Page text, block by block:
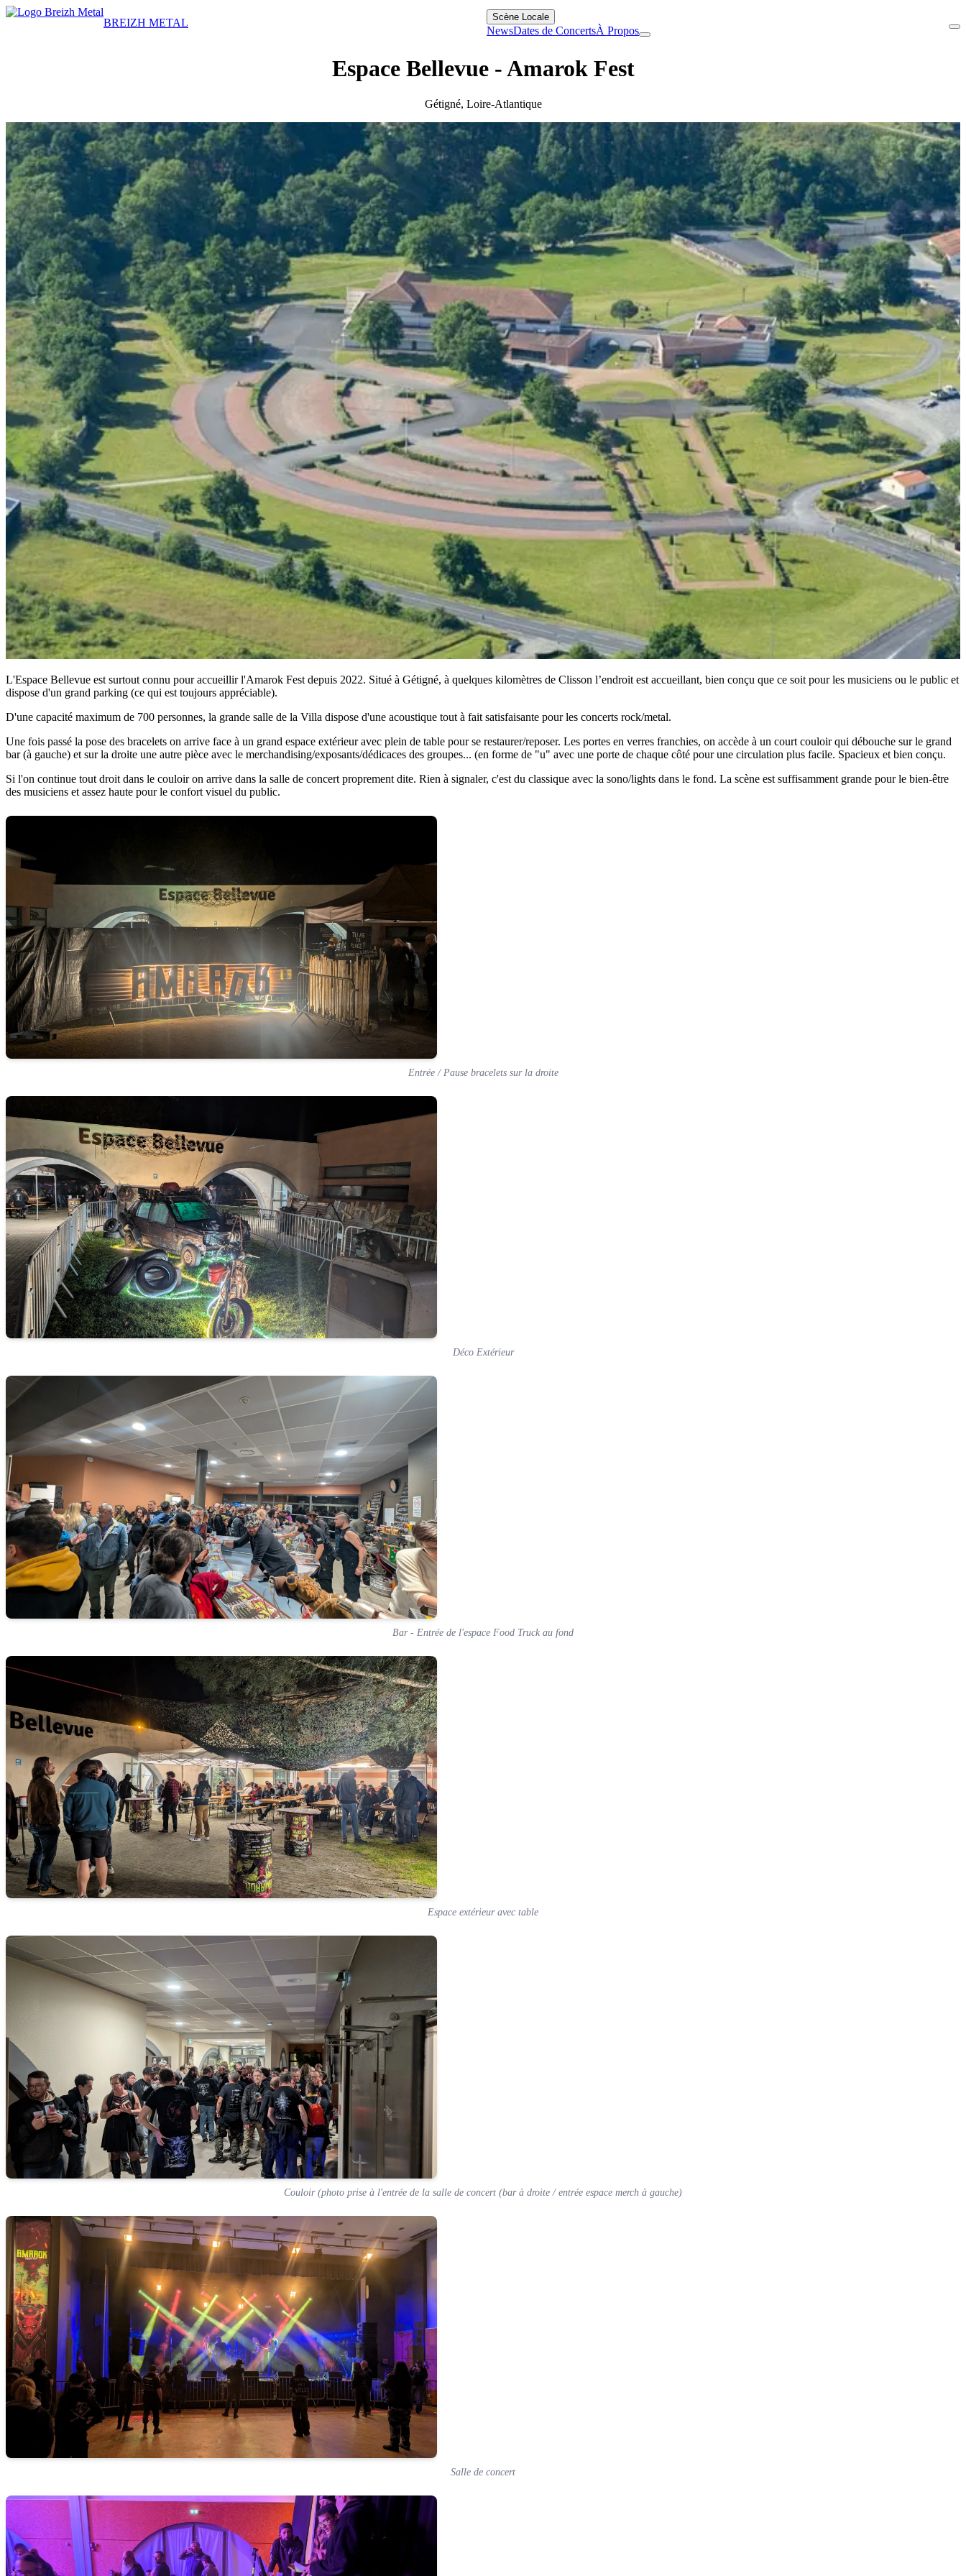
BREIZH METAL Scène Locale
NewsDates de ConcertsÀ Propos
Espace Bellevue - Amarok Fest
Gétigné, Loire-Atlantique
L'Espace Bellevue est surtout connu pour accueillir l'Amarok Fest depuis 2022. Situé à Gétigné, à quelques kilomètres de Clisson l’endroit est accueillant, bien conçu que ce soit pour les musiciens ou le public et
dispose d'un grand parking (ce qui est toujours appréciable).
D'une capacité maximum de 700 personnes, la grande salle de la Villa dispose d'une acoustique tout à fait satisfaisante pour les concerts rock/metal.
Une fois passé la pose des bracelets on arrive face à un grand espace extérieur avec plein de table pour se restaurer/reposer. Les portes en verres franchies, on accède à un court couloir qui débouche sur le grand
bar (à gauche) et sur la droite une autre pièce avec le merchandising/exposants/dédicaces des groupes... (en forme de "u" avec une porte de chaque côté pour une circulation plus facile. Spacieux et bien conçu.
Si l'on continue tout droit dans le couloir on arrive dans la salle de concert proprement dite. Rien à signaler, c'est du classique avec la sono/lights dans le fond. La scène est suffisamment grande pour le bien-être
des musiciens et assez haute pour le confort visuel du public.
Entrée / Pause bracelets sur la droite
Déco Extérieur
Bar - Entrée de l'espace Food Truck au fond
Espace extérieur avec table
Couloir (photo prise à l'entrée de la salle de concert (bar à droite / entrée espace merch à gauche)
Salle de concert